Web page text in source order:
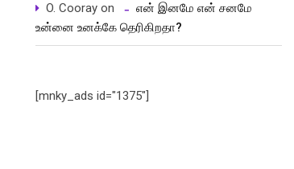
O. Cooray on
என் இனமே என் சனமே
உன்னை உனக்கே தெரிகிறதா?
[mnky_ads id="1375"]